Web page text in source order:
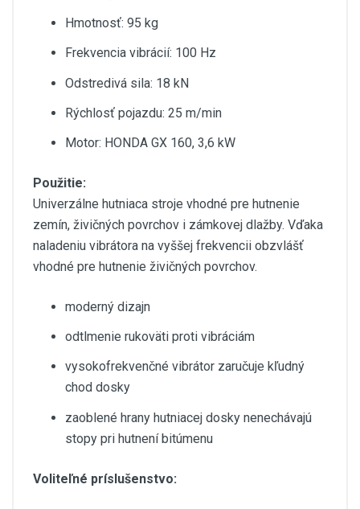
Hmotnosť: 95 kg
Frekvencia vibrácií: 100 Hz
Odstredivá sila: 18 kN
Rýchlosť pojazdu: 25 m/min
Motor: HONDA GX 160, 3,6 kW
Použitie:
Univerzálne hutniaca stroje vhodné pre hutnenie
zemín, živičných povrchov i zámkovej dlažby. Vďaka
naladeniu vibrátora na vyššej frekvencii obzvlášť
vhodné pre hutnenie živičných povrchov.
moderný dizajn
odtlmenie rukoväti proti vibráciám
vysokofrekvenčné vibrátor zaručuje kľudný
chod dosky
zaoblené hrany hutniacej dosky nenechávajú
stopy pri hutnení bitúmenu
Voliteľné príslušenstvo: